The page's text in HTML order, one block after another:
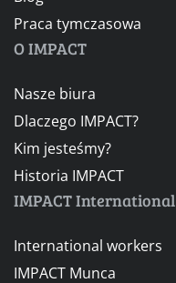
Praca tymczasowa
O IMPACT
Nasze biura
Dlaczego IMPACT?
Kim jesteśmy?
Historia IMPACT
IMPACT International
International workers
IMPACT Munca